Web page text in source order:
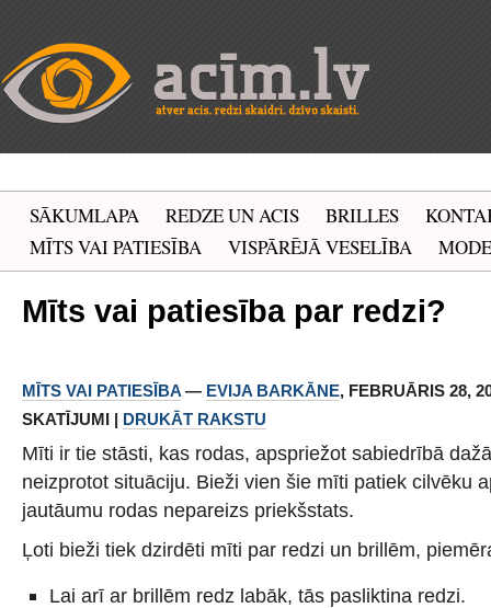
SĀKUMLAPA REDZE UN ACIS BRILLES
MĪTS VAI PATIESĪBA
VISPĀRĒJĀ VESELĪBA MODE
Mīts vai patiesība par redzi?
MĪTS VAI PATIESĪBA — EVIJA BARKĀNE, FEBRUĀRIS 28,
SKATĪJUMI | DRUKĀT RAKSTU
Mīti ir tie stāsti, kas rodas, apspriežot sabiedrībā
neizprotot situāciju. Bieži vien šie mīti patiek cilvēku
jautāumu rodas nepareizs priekšstats.
Ļoti bieži tiek dzirdēti mīti par redzi un brillēm,
Lai arī ar brillēm redz labāk, tās pasliktina redzi.